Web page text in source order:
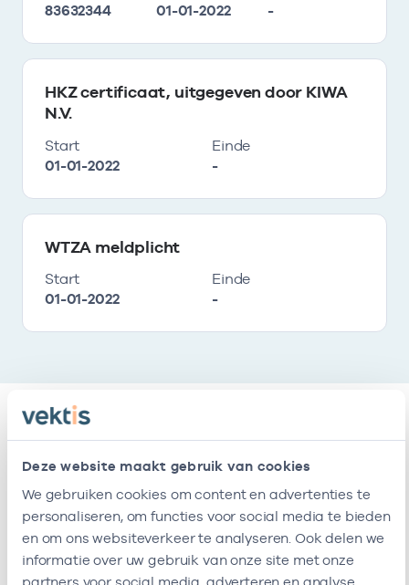
Deze website maakt gebruik van cookies
We gebruiken cookies om content en advertenties te
personaliseren, om functies voor social media te bieden
en om ons websiteverkeer te analyseren. Ook delen we
informatie over uw gebruik van onze site met onze
partners voor social media, adverteren en analyse.
83632344
01-01-2022
-
HKZ certificaat, uitgegeven door KIWA
N.V.
Start
01-01-2022
Einde
-
WTZA meldplicht
Start
01-01-2022
Einde
-
Vestigingen
Deze onderneming heeft de volgende
vestigingen